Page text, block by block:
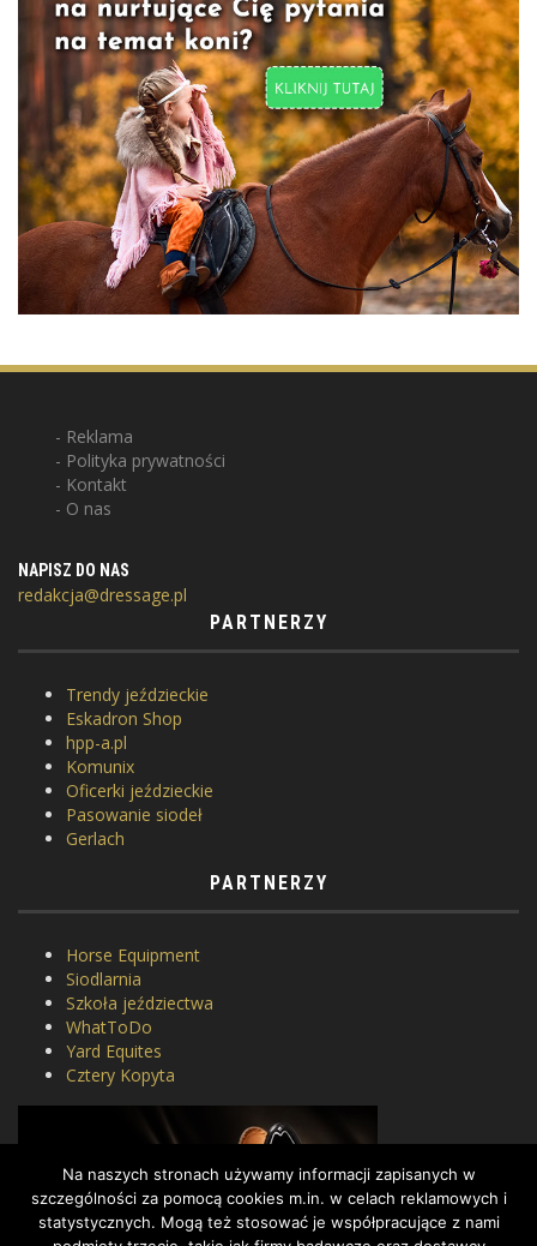
Reklama
Polityka prywatności
Kontakt
O nas
NAPISZ DO NAS
redakcja@dressage.pl
PARTNERZY
Trendy jeździeckie
Eskadron Shop
hpp-a.pl
Komunix
Oficerki jeździeckie
Pasowanie siodeł
Gerlach
PARTNERZY
Horse Equipment
Siodlarnia
Szkoła jeździectwa
WhatToDo
Yard Equites
Cztery Kopyta
Na naszych stronach używamy informacji zapisanych w
szczególności za pomocą cookies m.in. w celach reklamowych i
statystycznych. Mogą też stosować je współpracujące z nami